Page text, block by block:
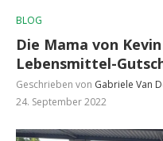
BLOG
Die Mama von
Lebensmittel-
Geschrieben von Gabriele Van
24. September 2022